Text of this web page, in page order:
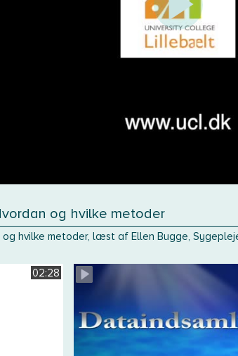
og hvilke metoder
hvilke metoder, læst af Ellen Bugge,
02:28